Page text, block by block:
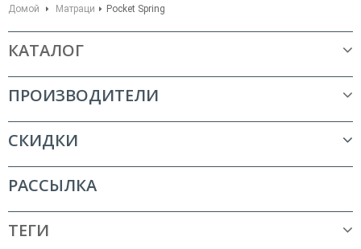
Домой Матраци Pocket Spring
КАТАЛОГ
ПРОИЗВОДИТЕЛИ
СКИДКИ
РАССЫЛКА
ТЕГИ